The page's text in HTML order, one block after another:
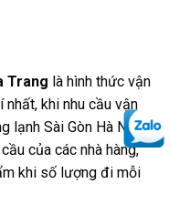
Trang là hình thức vận
nhất, khi nhu cầu vận
lạnh Sài Gòn Hà Nội
của các nhà hàng,
khi số lượng đi mỗi